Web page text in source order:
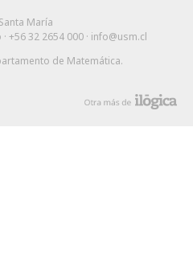
María
+56 32 2654 000 · info@usm.cl
de Matemática.